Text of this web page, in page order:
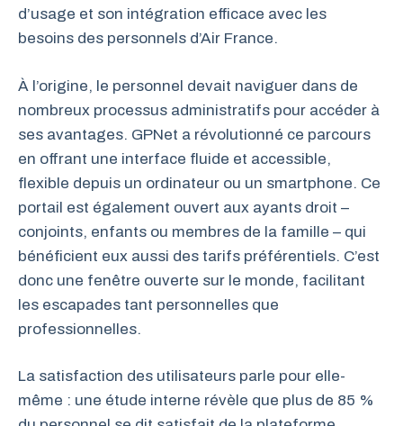
d’usage et son intégration efficace avec les
besoins des personnels d’Air France.
À l’origine, le personnel devait naviguer dans de
nombreux processus administratifs pour accéder à
ses avantages. GPNet a révolutionné ce parcours
en offrant une interface fluide et accessible,
flexible depuis un ordinateur ou un smartphone. Ce
portail est également ouvert aux ayants droit –
conjoints, enfants ou membres de la famille – qui
bénéficient eux aussi des tarifs préférentiels. C’est
donc une fenêtre ouverte sur le monde, facilitant
les escapades tant personnelles que
professionnelles.
La satisfaction des utilisateurs parle pour elle-
même : une étude interne révèle que plus de 85 %